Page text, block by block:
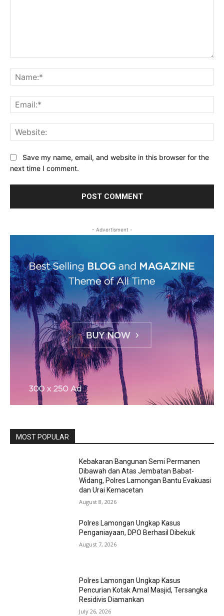
Save my name, email, and website in this browser for the
next time I comment.
- Advertisment -
MOST POPULAR
Kebakaran Bangunan Semi Permanen
Dibawah dan Atas Jembatan Babat-
Widang, Polres Lamongan Bantu Evakuasi
dan Urai Kemacetan
August 8, 2026
Polres Lamongan Ungkap Kasus
Penganiayaan, DPO Berhasil Dibekuk
August 7, 2026
Polres Lamongan Ungkap Kasus
Pencurian Kotak Amal Masjid, Tersangka
Residivis Diamankan
July 26, 2026